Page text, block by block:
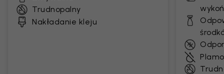
Trudnopalny
Nakładanie kleju